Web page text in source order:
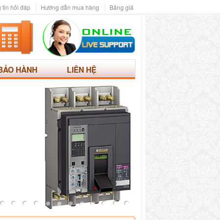
Bảng giá
Hướng dẫn mua hàng
tin hỏi đáp
HÀNH LIÊN HỆ